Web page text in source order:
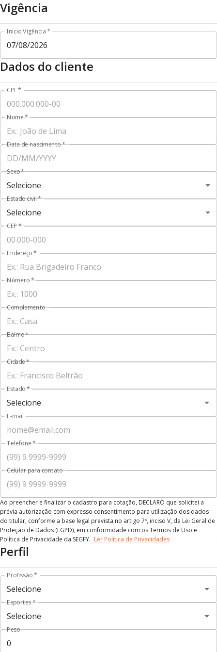
.Vigência
Início Vigência*
Dados do cliente
CPF*
Nome*
Data de nascimento*
Sexo*
Selecione
Estado civil*
Selecione
CEP*
Endereço*
Número*
Complemento
Bairro*
Cidade*
Estado*
E-mail
Telefone*
Celular para contato
Ao preencher e finalizar o cadastro para cotação, DECLARO que solicitei a
prévia autorização com expresso consentimento para utilização dos dados
do titular, conforme a base legal prevista no artigo 7º, inciso V, da Lei Geral de
Proteção de Dados (LGPD), em conformidade com os Termos de Uso e
Política de Privacidade da SEGFY. Ler Política de Privacidades
Perfil
Profissão*
Esportes*
Peso